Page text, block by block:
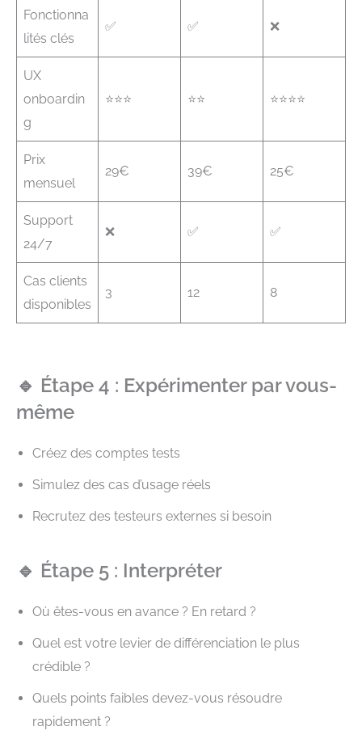
Fonctionna
lités clés
✅ ✅ ❌
UX
onboardin
g
⭐⭐⭐ ⭐⭐ ⭐⭐⭐⭐
Prix
mensuel
29€ 39€ 25€
Support
24/7
❌ ✅ ✅
Cas clients
disponibles
3 12 8
🔹 Étape 4 : Expérimenter par vous-
même
Créez des comptes tests
Simulez des cas d’usage réels
Recrutez des testeurs externes si besoin
🔹 Étape 5 : Interpréter
Où êtes-vous en avance ? En retard ?
Quel est votre levier de différenciation le plus
crédible ?
Quels points faibles devez-vous résoudre
rapidement ?